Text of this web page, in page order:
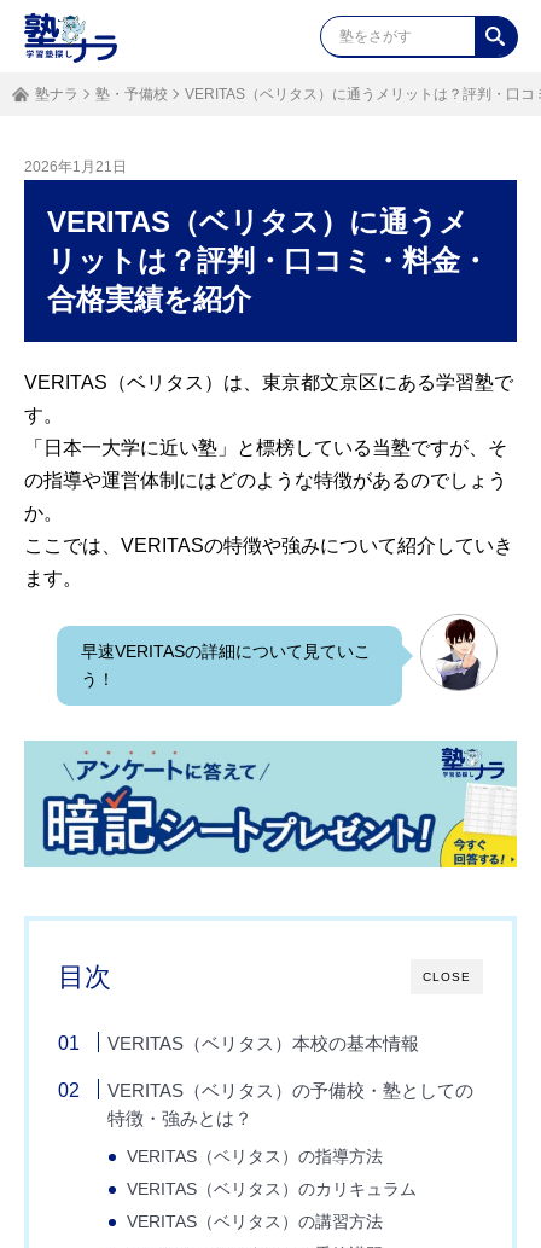
塾ナラ 塾・予備校 VERITAS（ベリタス）に通うメリットは？評判・口
2026年1月21日
VERITAS（ベリタス）に通うメ
リットは？評判・口コミ・料金・
合格実績を紹介
VERITAS（ベリタス）は、東京都文京区にある学習塾で
す。
「日本一大学に近い塾」と標榜している当塾ですが、そ
の指導や運営体制にはどのような特徴があるのでしょう
か。
ここでは、VERITASの特徴や強みについて紹介していき
ます。
早速VERITASの詳細について見ていこ
う！
CLOSE
目次
VERITAS（ベリタス）本校の基本情報
VERITAS（ベリタス）の予備校・塾としての
特徴・強みとは？
VERITAS（ベリタス）の指導方法
VERITAS（ベリタス）のカリキュラム
VERITAS（ベリタス）の講習方法